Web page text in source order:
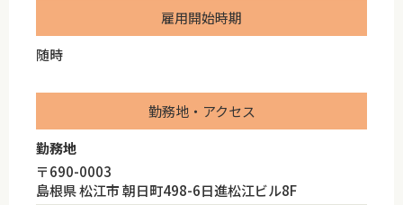
雇用開始時期
随時
勤務地・アクセス
勤務地
〒690-0003
島根県 松江市 朝日町498-6日進松江ビル8F